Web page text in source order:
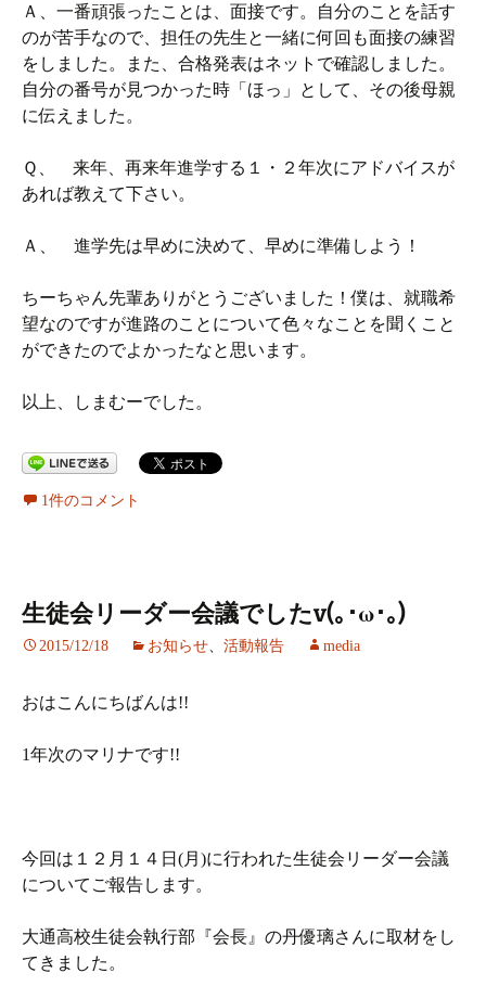
Ａ、一番頑張ったことは、面接です。自分のことを話す
のが苦手なので、担任の先生と一緒に何回も面接の練習
をしました。また、合格発表はネットで確認しました。
自分の番号が見つかった時「ほっ」として、その後母親
に伝えました。
Ｑ、 来年、再来年進学する１・２年次にアドバイスが
あれば教えて下さい。
Ａ、 進学先は早めに決めて、早めに準備しよう！
ちーちゃん先輩ありがとうございました！僕は、就職希
望なのですが進路のことについて色々なことを聞くこと
ができたのでよかったなと思います。
以上、しまむーでした。
1件のコメント
生徒会リーダー会議でしたv(｡･ω･｡)
2015/12/18 お知らせ、 活動報告 media
おはこんにちばんは!!
1年次のマリナです!!
今回は１２月１４日(月)に行われた生徒会リーダー会議
についてご報告します。
大通高校生徒会執行部『会長』の丹優璃さんに取材をし
てきました。